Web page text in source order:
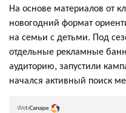
На основе материалов от
новогодний формат
на семьи с детьми. Под
отдельные рекламные
аудиторию, запустили
начался активный поиск